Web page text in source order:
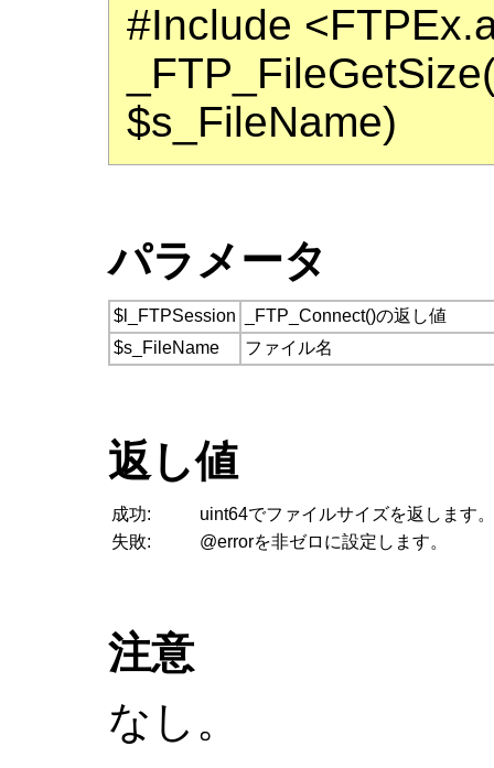
#Include
$s_FileName)
パラメータ
$l_FTPSession
_FTP_Connect()の返し値
$s_FileName
ファイル名
返し値
成功:
uint64でファイルサイズを返します。
失敗:
@errorを非ゼロに設定します。
注意
なし。